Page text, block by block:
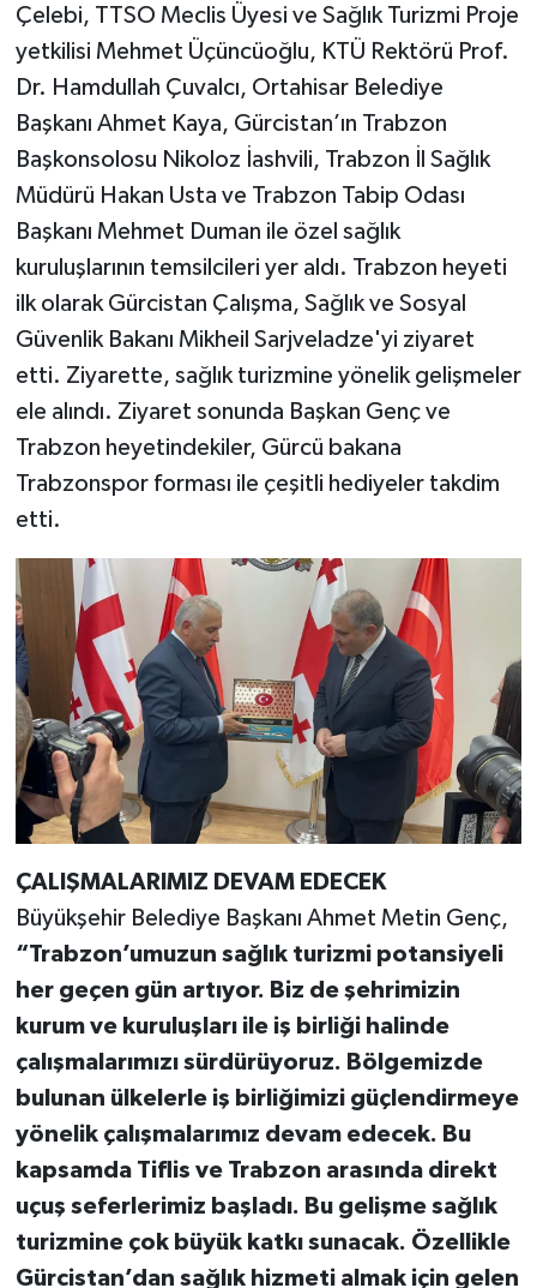
Çelebi, TTSO Meclis Üyesi ve Sağlık Turizmi Proje
yetkilisi Mehmet Üçüncüoğlu, KTÜ Rektörü Prof.
Dr. Hamdullah Çuvalcı, Ortahisar Belediye
Başkanı Ahmet Kaya, Gürcistan’ın Trabzon
Başkonsolosu Nikoloz İashvili, Trabzon İl Sağlık
Müdürü Hakan Usta ve Trabzon Tabip Odası
Başkanı Mehmet Duman ile özel sağlık
kuruluşlarının temsilcileri yer aldı. Trabzon heyeti
ilk olarak Gürcistan Çalışma, Sağlık ve Sosyal
Güvenlik Bakanı Mikheil Sarjveladze'yi ziyaret
etti. Ziyarette, sağlık turizmine yönelik gelişmeler
ele alındı. Ziyaret sonunda Başkan Genç ve
Trabzon heyetindekiler, Gürcü bakana
Trabzonspor forması ile çeşitli hediyeler takdim
etti.
ÇALIŞMALARIMIZ DEVAM EDECEK
Büyükşehir Belediye Başkanı Ahmet Metin Genç,
“Trabzon’umuzun sağlık turizmi potansiyeli
her geçen gün artıyor. Biz de şehrimizin
kurum ve kuruluşları ile iş birliği halinde
çalışmalarımızı sürdürüyoruz. Bölgemizde
bulunan ülkelerle iş birliğimizi güçlendirmeye
yönelik çalışmalarımız devam edecek. Bu
kapsamda Tiflis ve Trabzon arasında direkt
uçuş seferlerimiz başladı. Bu gelişme sağlık
turizmine çok büyük katkı sunacak. Özellikle
Gürcistan’dan sağlık hizmeti almak için gelen